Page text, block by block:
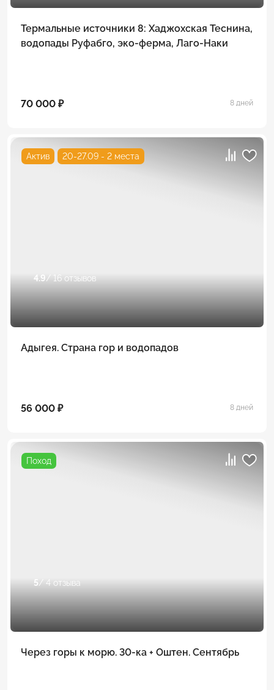
Термальные источники 8: Хаджохская Теснина,
водопады Руфабго, эко-ферма, Лаго-Наки
70 000 ₽ 8 дней
Актив 20-27.09 - 2 места
4.9/ 16 отзывов
Адыгея. Страна гор и водопадов
56 000 ₽ 8 дней
Поход
5/ 4 отзыва
Через горы к морю. 30-ка + Оштен. Сентябрь